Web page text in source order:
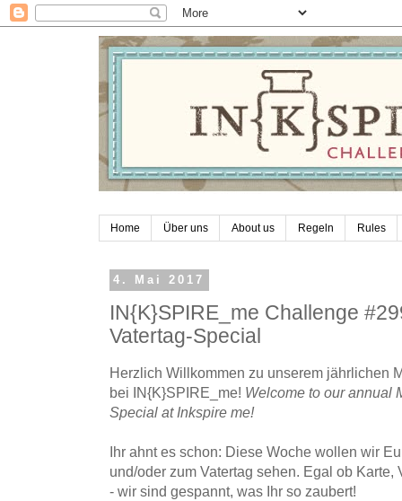
Home Über uns About us Regeln Rules
4. Mai 2017
IN{K}SPIRE_me Challenge
Vatertag-Special
Herzlich Willkommen zu unserem jährlichen
bei IN{K}SPIRE_me! Welcome to our annual
Special at Inkspire me!
Ihr ahnt es schon: Diese Woche wollen wir
und/oder zum Vatertag sehen. Egal ob
- wir sind gespannt, was Ihr so zaubert!